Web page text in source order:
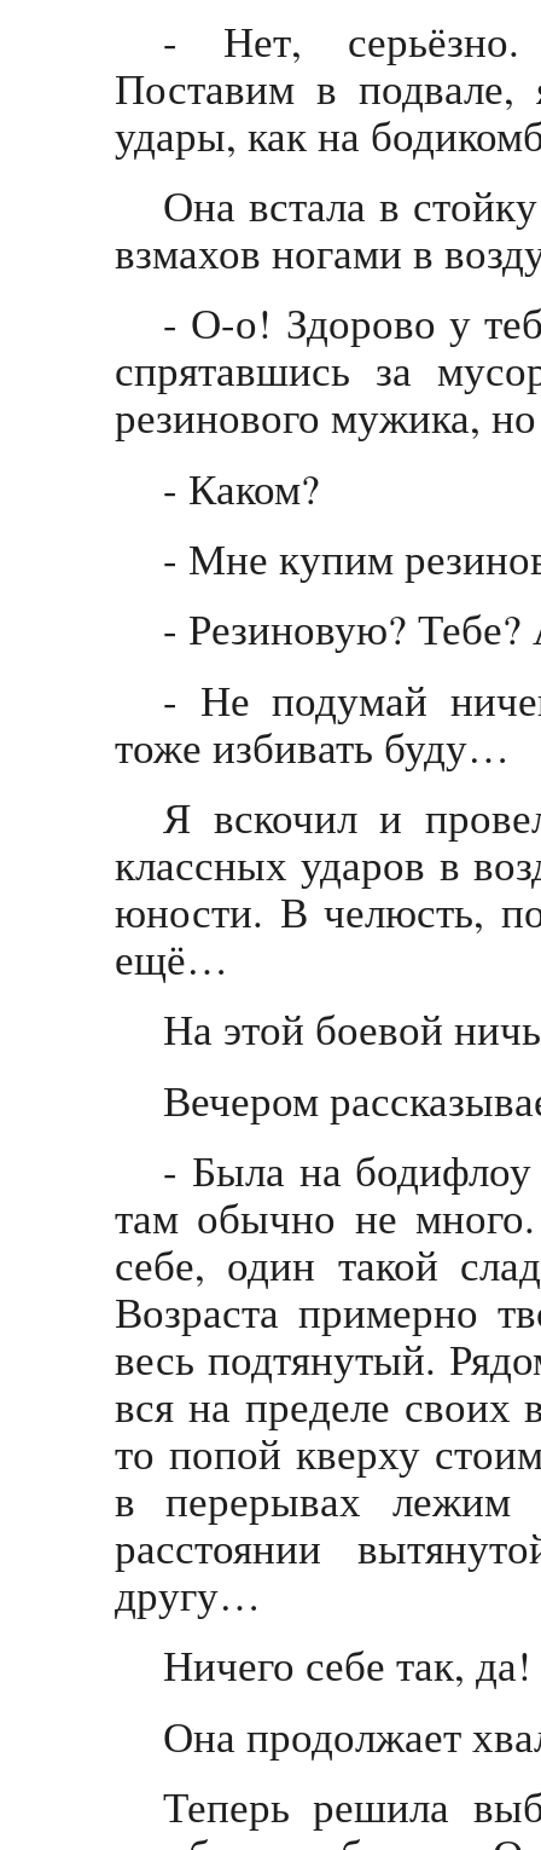
- Нет,
Поставим в подвале,
удары, как на
Она встала в
взмахов ногами в
- О-о! Здорово у
спрятавшись за
резинового мужика,
- Каком?
- Мне купим
- Резиновую? Тебе?
- Не подумай
тоже избивать буду…
Я вскочил и
классных ударов в
юности. В челюсть,
ещё…
На этой боевой
Вечером
- Была на
там обычно не
себе, один такой
Возраста примерно
весь подтянутый.
вся на пределе
то попой кверху
в перерывах
расстоянии
другу…
Ничего себе так,
Она продолжает
Теперь решила